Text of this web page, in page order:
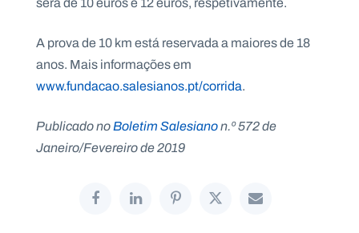
A prova de 10 km está reservada a maiores de 18
anos. Mais informações em
www.fundacao.salesianos.pt/corrida.
Publicado noBoletim Salesianon.º 572 de
Janeiro/Fevereiro de 2019
p
A
g
d
C
o
a
t